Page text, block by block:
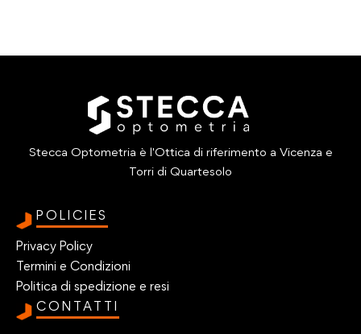
Stecca Optometria è l'Ottica di riferimento a Vicenza e
Torri di Quartesolo
POLICIES
Privacy Policy
Termini e Condizioni
Politica di spedizione e resi
CONTATTI